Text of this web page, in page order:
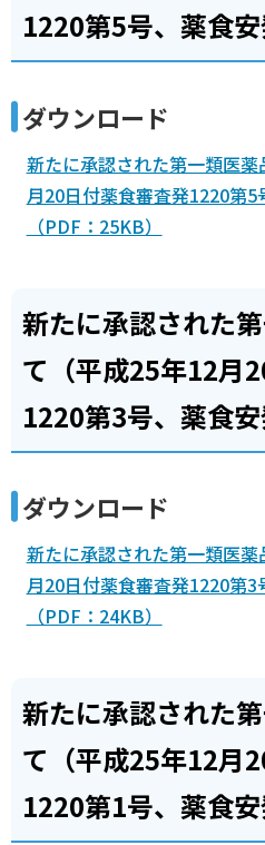
1220第5号、薬食安
ダウンロード
新たに承認された第一類医
月20日付薬食審査発1220第5
（PDF：25KB）
新たに承認された
て（平成25年12月
1220第3号、薬食安
ダウンロード
新たに承認された第一類医
月20日付薬食審査発1220第3
（PDF：24KB）
新たに承認された
て（平成25年12月
1220第1号、薬食安